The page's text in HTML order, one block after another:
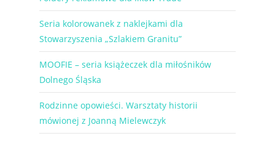
Seria kolorowanek z naklejkami dla
Stowarzyszenia „Szlakiem Granitu”
MOOFIE – seria książeczek dla miłośników
Dolnego Śląska
Rodzinne opowieści. Warsztaty historii
mówionej z Joanną Mielewczyk